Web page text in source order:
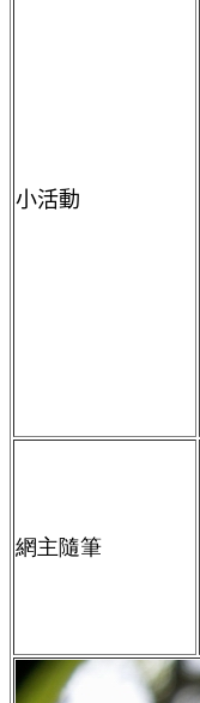
小活動
網主隨筆